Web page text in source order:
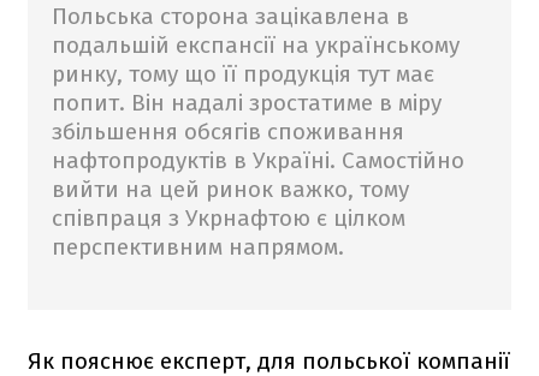
Польська сторона зацікавлена в
подальшій експансії на українському
ринку, тому що її продукція тут має
попит. Він надалі зростатиме в міру
збільшення обсягів споживання
нафтопродуктів в Україні. Самостійно
вийти на цей ринок важко, тому
співпраця з Укрнафтою є цілком
перспективним напрямом.
Як пояснює експерт, для польської компанії